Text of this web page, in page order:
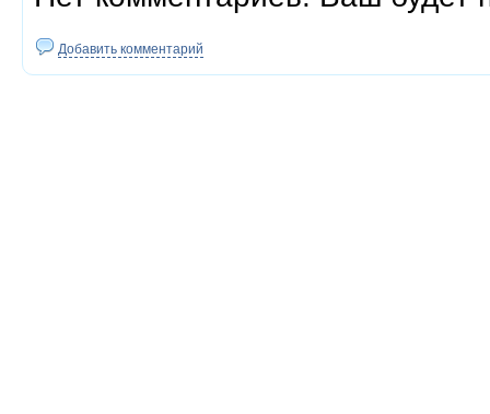
Добавить комментарий